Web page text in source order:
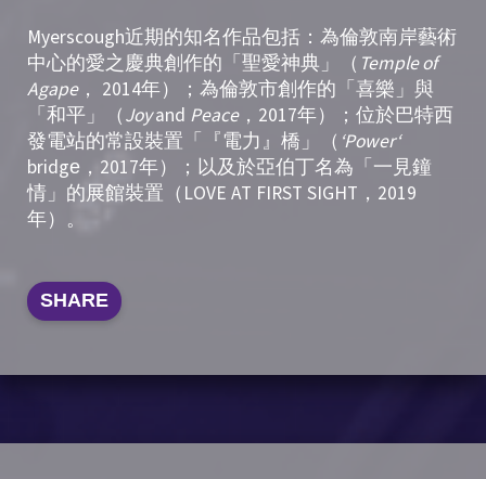
Myerscough近期的知名作品包括：為倫敦南岸藝術
中心的愛之慶典創作的「聖愛神典」（ Temple of
Agape， 2014年）；為倫敦市創作的「喜樂」與
「和平」（Joyand Peace，2017年）；位於巴特西
發電站的常設裝置「『電力』橋」（ ‘Power‘
bridge，2017年）；以及於亞伯丁名為「一見鐘
情」的展館裝置（LOVE AT FIRST SIGHT，2019
年）。
SHARE